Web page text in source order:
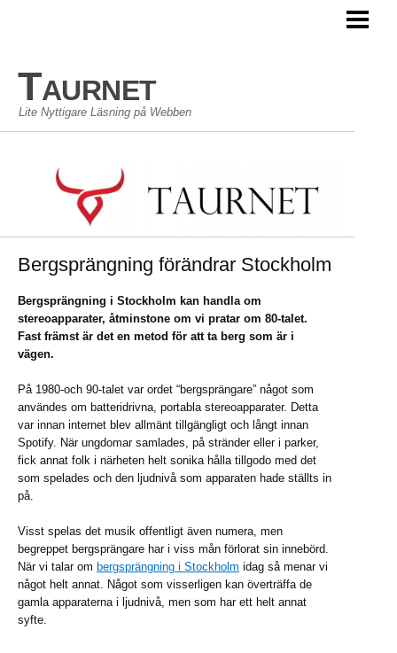
Taurnet
Lite Nyttigare Läsning på Webben
Bergsprängning förändrar Stockholm
Bergsprängning i Stockholm kan handla om
stereoapparater, åtminstone om vi pratar om 80-talet.
Fast främst är det en metod för att ta berg som är i
vägen.
På 1980-och 90-talet var ordet “bergsprängare” något som
användes om batteridrivna, portabla stereoapparater. Detta
var innan internet blev allmänt tillgängligt och långt innan
Spotify. När ungdomar samlades, på stränder eller i parker,
fick annat folk i närheten helt sonika hålla tillgodo med det
som spelades och den ljudnivå som apparaten hade ställts in
på.
Visst spelas det musik offentligt även numera, men
begreppet bergsprängare har i viss mån förlorat sin innebörd.
När vi talar om bergsprängning i Stockholm idag så menar vi
något helt annat. Något som visserligen kan överträffa de
gamla apparaterna i ljudnivå, men som har ett helt annat
syfte.